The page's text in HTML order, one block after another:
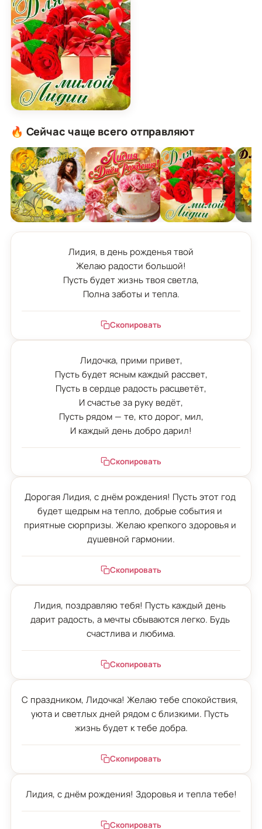
Картинка для милой Лидии с подарком и розами
🔥 Сейчас чаще всего отправляют
Лидия, в день рожденья твой
Желаю радости большой!
Пусть будет жизнь твоя светла,
Полна заботы и тепла.
Скопировать
Лидочка, прими привет,
Пусть будет ясным каждый рассвет,
Пусть в сердце радость расцветёт,
И счастье за руку ведёт,
Пусть рядом — те, кто дорог, мил,
И каждый день добро дарил!
Скопировать
Дорогая Лидия, с днём рождения! Пусть этот год
будет щедрым на тепло, добрые события и
приятные сюрпризы. Желаю крепкого здоровья и
душевной гармонии.
Скопировать
Лидия, поздравляю тебя! Пусть каждый день
дарит радость, а мечты сбываются легко. Будь
счастлива и любима.
Скопировать
С праздником, Лидочка! Желаю тебе спокойствия,
уюта и светлых дней рядом с близкими. Пусть
жизнь будет к тебе добра.
Скопировать
Лидия, с днём рождения! Здоровья и тепла тебе!
Скопировать